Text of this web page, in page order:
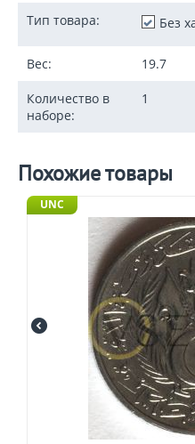
Тип товара: Без
Вес: 19.7
Количество в
наборе:
1
Похожие товары
UNC